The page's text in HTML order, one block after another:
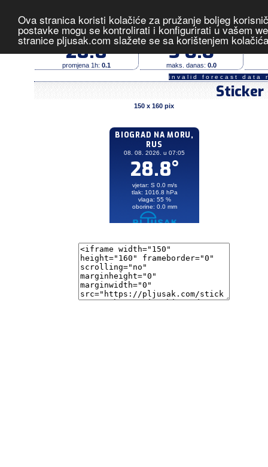
Ova stranica koristi kolačiće za pružanje boljeg
postavke mogu se kontrolirati i konfigurirati u vašem
stranice pljusak.com slažete se sa korištenjem
Biograd na Moru, Rust- izmjerene
temperatura (°C)
28.8
promjena 1h: 0.1
vjetar (m/s)
S 0.0
maks. danas: 0.0
invalid forecast data
Sticker
150 x 160 pix